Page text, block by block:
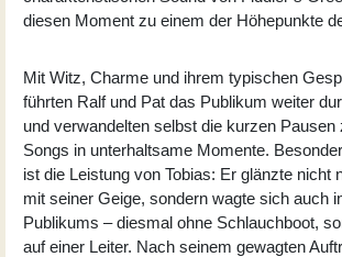
diesen Moment zu einem der Höhepunkte
Mit Witz, Charme und ihrem typischen
führten Ralf und Pat das Publikum weiter
und verwandelten selbst die kurzen Pausen
Songs in unterhaltsame Momente.
ist die Leistung von Tobias: Er glänzte nicht
mit seiner Geige, sondern wagte sich auch
Publikums – diesmal ohne Schlauchboot,
auf einer Leiter. Nach seinem gewagten